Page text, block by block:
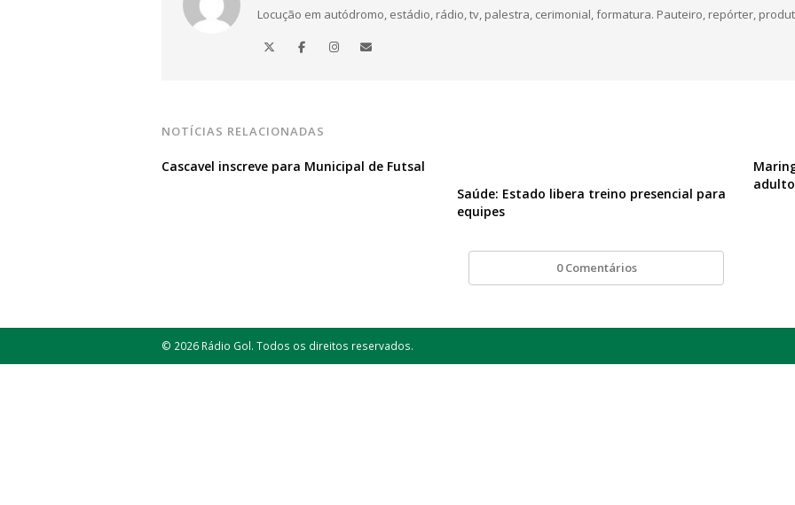
Locução em autódromo, estádio, rádio, tv, palestra, cerimonial, formatura. Pauteiro, repórter,
NOTÍCIAS RELACIONADAS
Cascavel inscreve para Municipal de Futsal
Saúde: Estado libera treino presencial para
equipes
adulto
0 Comentários
© 2026 Rádio Gol. Todos os direitos reservados.